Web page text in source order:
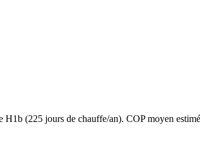
H1b (225 jours de chauffe/an). COP moyen estimé